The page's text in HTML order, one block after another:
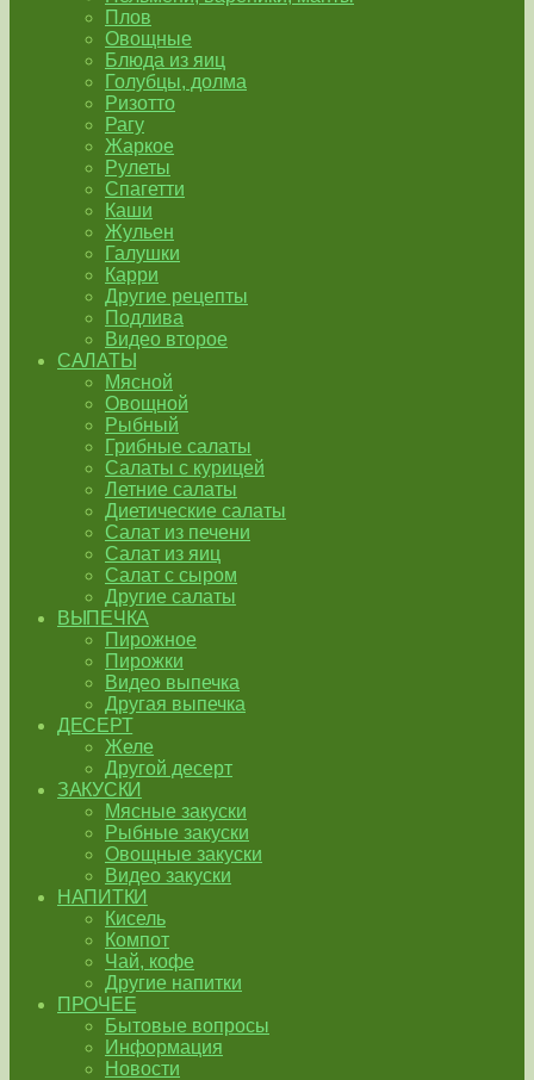
Плов
Овощные
Блюда из яиц
Голубцы, долма
Ризотто
Рагу
Жаркое
Рулеты
Спагетти
Каши
Жульен
Галушки
Карри
Другие рецепты
Подлива
Видео второе
САЛАТЫ
Мясной
Овощной
Рыбный
Грибные салаты
Салаты с курицей
Летние салаты
Диетические салаты
Салат из печени
Салат из яиц
Салат с сыром
Другие салаты
ВЫПЕЧКА
Пирожное
Пирожки
Видео выпечка
Другая выпечка
ДЕСЕРТ
Желе
Другой десерт
ЗАКУСКИ
Мясные закуски
Рыбные закуски
Овощные закуски
Видео закуски
НАПИТКИ
Кисель
Компот
Чай, кофе
Другие напитки
ПРОЧЕЕ
Бытовые вопросы
Информация
Новости